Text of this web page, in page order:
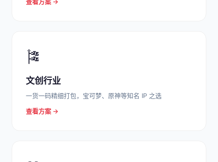
🎏
文创行业
一货一码精细打包，宝可梦、原神等知名 IP 之选
查看方案 →